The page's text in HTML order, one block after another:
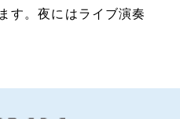
す。夜にはライブ演奏